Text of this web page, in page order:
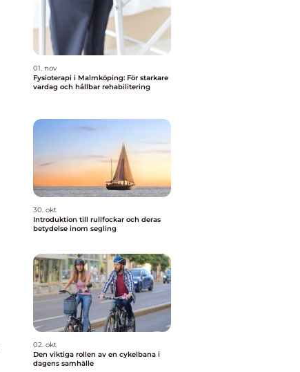
01. nov
Fysioterapi i Malmköping: För starkare
vardag och hållbar rehabilitering
30. okt
Introduktion till rullfockar och deras
betydelse inom segling
02. okt
Den viktiga rollen av en cykelbana i
dagens samhälle